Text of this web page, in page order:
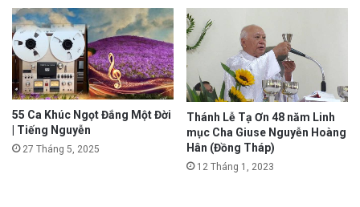
55 Ca Khúc Ngọt Đắng Một Đời
| Tiếng Nguyễn
27 Tháng 5, 2025
Thánh Lễ Tạ Ơn 48 năm Linh
mục Cha Giuse Nguyễn Hoàng
Hân (Đồng Tháp)
12 Tháng 1, 2023